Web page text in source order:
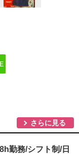
さらに見る
勤務/シフト制/日